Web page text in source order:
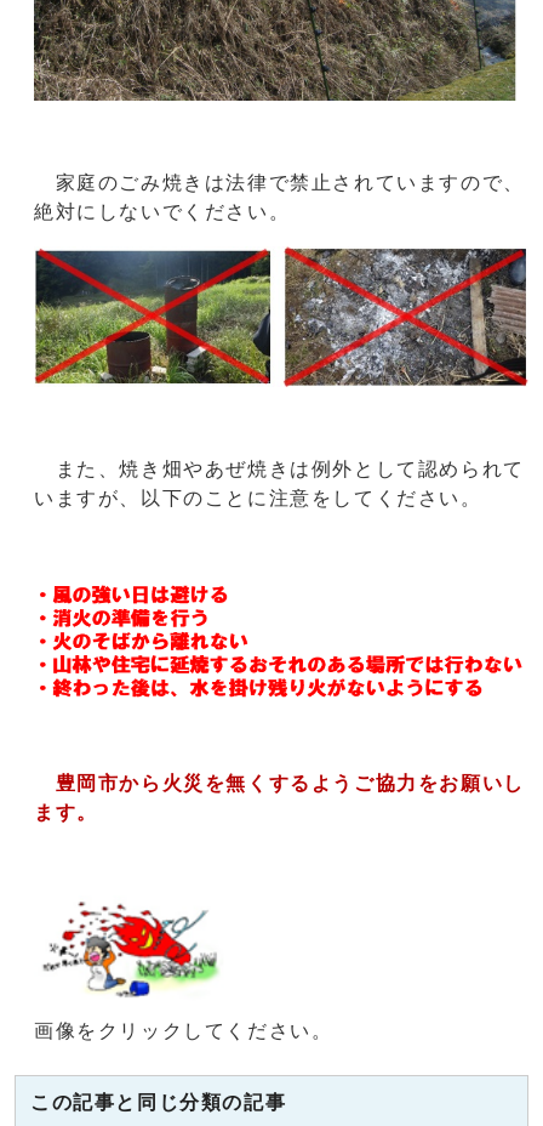
家庭のごみ焼きは法律で禁止されていますので、
絶対にしないでください。
また、焼き畑やあぜ焼きは例外として認められて
いますが、以下のことに注意をしてください。
豊岡市から火災を無くするようご協力をお願いし
ます。
画像をクリックしてください。
この記事と同じ分類の記事